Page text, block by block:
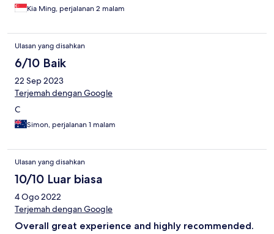
Kia Ming, perjalanan 2 malam
Ulasan yang disahkan
6/10 Baik
22 Sep 2023
Terjemah dengan Google
C
Simon, perjalanan 1 malam
Ulasan yang disahkan
10/10 Luar biasa
4 Ogo 2022
Terjemah dengan Google
Overall great experience and highly recommended.